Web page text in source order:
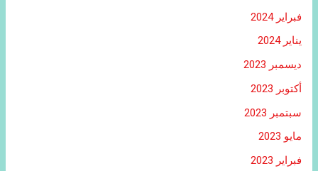
فبراير 2024
يناير 2024
ديسمبر 2023
أكتوبر 2023
سبتمبر 2023
مايو 2023
فبراير 2023